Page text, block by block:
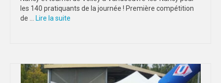
les 140 pratiquants de la journée ! Première compétition
de …
Lire la suite­­